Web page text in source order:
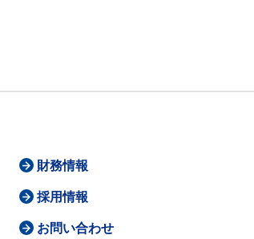
財務情報
採用情報
お問い合わせ